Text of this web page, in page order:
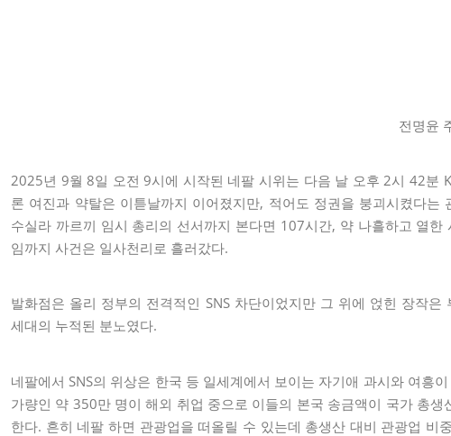
전명윤
2025년 9월 8일 오전 9시에 시작된 네팔 시위는 다음 날 오후 2시 42분
론 여진과 약탈은 이튿날까지 이어졌지만, 적어도 정권을 붕괴시켰다
수실라 까르끼 임시 총리의 선서까지 본다면 107시간, 약 나흘하고 열
임까지 사건은 일사천리로 흘러갔다.
발화점은 올리 정부의 전격적인 SNS 차단이었지만 그 위에 얹힌 장작
세대의 누적된 분노였다.
네팔에서 SNS의 위상은 한국 등 일세계에서 보이는 자기애 과시와 여흥
가량인 약 350만 명이 해외 취업 중으로 이들의 본국 송금액이 국가 총
한다. 흔히 네팔 하면 관광업을 떠올릴 수 있는데 총생산 대비 관광업 비